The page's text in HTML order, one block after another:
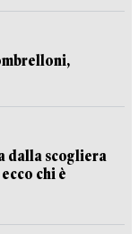
dalla scogliera
chi è